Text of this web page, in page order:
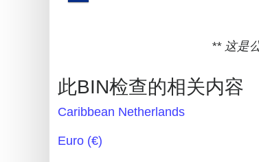
Generate
Credit
Card
from
BIN
** 这是
此BIN检查的相关内容
Caribbean Netherlands
Euro (€)